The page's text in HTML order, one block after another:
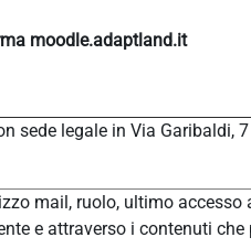
moodle.adaptland.it
sede legale in Via
mail, ruolo, ultimo
e attraverso i contenuti